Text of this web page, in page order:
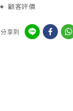
顧客評價
分享到